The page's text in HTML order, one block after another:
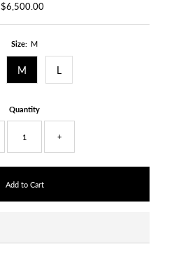
Regular
$6,500.00
Size: M
M L
Quantity
+